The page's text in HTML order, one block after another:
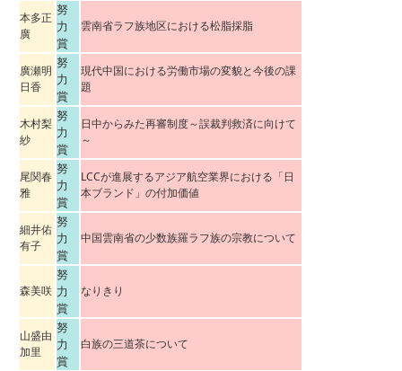
本多正
廣
努
力
賞
雲南省ラフ族地区における松脂採脂
廣瀬明
日香
努
力
賞
現代中国における労働市場の変貌と今後の課
題
木村梨
紗
努
力
賞
日中からみた再審制度～誤裁判救済に向けて
～
尾関春
雅
努
力
賞
LCCが進展するアジア航空業界における「日
本ブランド」の付加価値
細井佑
有子
努
力
賞
中国雲南省の少数族羅ラフ族の宗教について
森美咲
努
力
賞
なりきり
山盛由
加里
努
力
賞
白族の三道茶について